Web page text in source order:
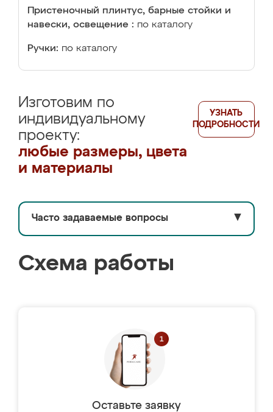
Пристеночный плинтус, барные стойки и
навески, освещение : по каталогу
Ручки: по каталогу
Изготовим по
индивидуальному
проекту:
любые размеры, цвета
и материалы
УЗНАТЬ
ПОДРОБНОСТИ
Часто задаваемые вопросы ▼
Схема работы
Оставьте заявку